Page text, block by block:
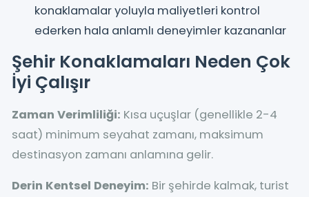
konaklamalar yoluyla maliyetleri kontrol
ederken hala anlamlı deneyimler kazananlar
Şehir Konaklamaları Neden Çok
İyi Çalışır
Zaman Verimliliği: Kısa uçuşlar (genellikle 2-4
saat) minimum seyahat zamanı, maksimum
destinasyon zamanı anlamına gelir.
Derin Kentsel Deneyim: Bir şehirde kalmak, turist